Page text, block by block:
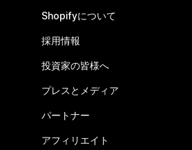
Shopifyについて
採用情報
投資家の皆様へ
プレスとメディア
パートナー
アフィリエイト